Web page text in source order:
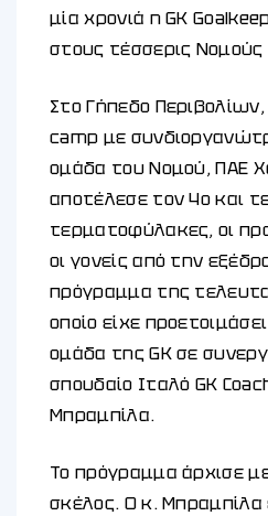
μία χρονιά η GK
στους τέσσερις
Στο Γήπεδο
camp με
ομάδα του Νομού, ΠΑΕ
αποτέλεσε τον 4ο και
τερματοφύλακες, οι
οι γονείς από την
πρόγραμμα της
οποίο είχε
ομάδα της GK σε
σπουδαίο Ιταλό GK
Μπραμπίλα.
Το πρόγραμμα άρχισε
σκέλος. Ο κ. Μπραμπίλα